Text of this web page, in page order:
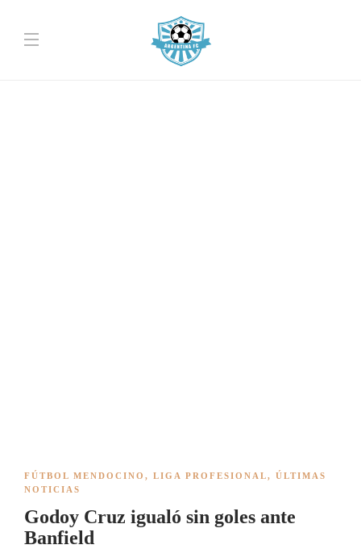
FÚTBOL MENDOCINO , LIGA PROFESIONAL, ÚLTIMAS
NOTICIAS
Godoy Cruz igualó sin goles ante
Banfield